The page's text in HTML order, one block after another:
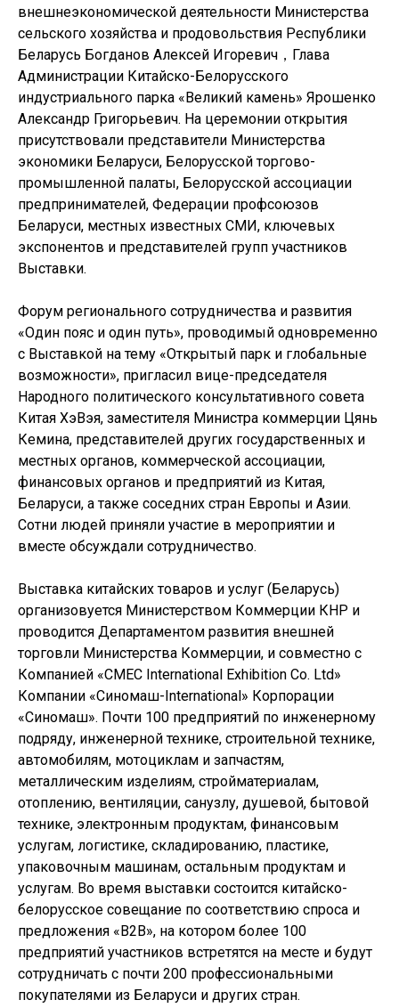
внешнеэкономической деятельности Министерства
сельского хозяйства и продовольствия Республики
Беларусь Богданов Алексей Игоревич，Глава
Администрации Китайско-Белорусского
индустриального парка «Великий камень» Ярошенко
Александр Григорьевич. На церемонии открытия
присутствовали представители Министерства
экономики Беларуси, Белорусской торгово-
промышленной палаты, Белорусской ассоциации
предпринимателей, Федерации профсоюзов
Беларуси, местных известных СМИ, ключевых
экспонентов и представителей групп участников
Выставки.
Форум регионального сотрудничества и развития
«Один пояс и один путь», проводимый одновременно
с Выставкой на тему «Открытый парк и глобальные
возможности», пригласил вице-председателя
Народного политического консультативного совета
Китая ХэВэя, заместителя Министра коммерции Цянь
Кемина, представителей других государственных и
местных органов, коммерческой ассоциации,
финансовых органов и предприятий из Китая,
Беларуси, а также соседних стран Европы и Азии.
Сотни людей приняли участие в мероприятии и
вместе обсуждали сотрудничество.
Выставка китайских товаров и услуг (Беларусь)
организовуется Министерством Коммерции КНР и
проводится Департаментом развития внешней
торговли Министерства Коммерции, и совместно с
Компанией «CMEC International Exhibition Co. Ltd»
Компании «Синомаш-International» Корпорации
«Синомаш». Почти 100 предприятий по инженерному
подряду, инженерной технике, строительной технике,
автомобилям, мотоциклам и запчастям,
металлическим изделиям, стройматериалам,
отоплению, вентиляции, санузлу, душевой, бытовой
технике, электронным продуктам, финансовым
услугам, логистике, складированию, пластике,
упаковочным машинам, остальным продуктам и
услугам. Во время выставки состоится китайско-
белорусское совещание по соответствию спроса и
предложения «B2B», на котором более 100
предприятий участников встретятся на месте и будут
сотрудничать с почти 200 профессиональными
покупателями из Беларуси и других стран.